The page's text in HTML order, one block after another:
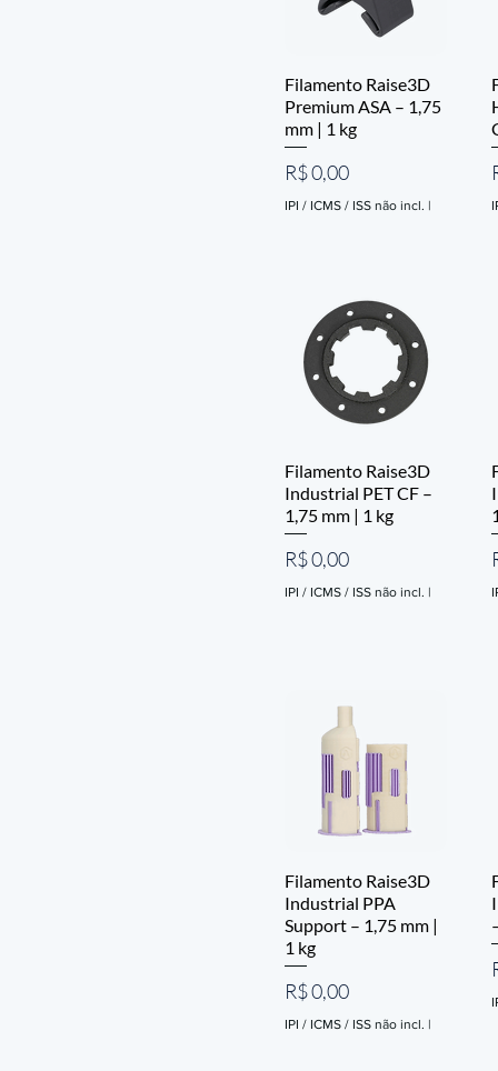
Filamento Raise3D
Premium ASA – 1,75
mm | 1 kg
Preço
R$ 0,00
IPI / ICMS / ISS não incl. |
Filamento Raise3D
Industrial PET CF –
1,75 mm | 1 kg
Preço
R$ 0,00
IPI / ICMS / ISS não incl. |
Filamento Raise3D
Industrial PPA
Support – 1,75 mm |
1 kg
Preço
R$ 0,00
IPI / ICMS / ISS não incl. |